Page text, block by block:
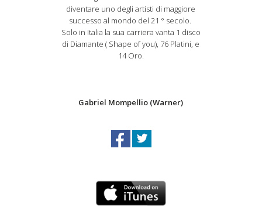
diventare uno degli artisti di maggiore
successo al mondo del 21 ° secolo.
Solo in Italia la sua carriera vanta 1 disco
di Diamante ( Shape of you), 76 Platini, e
14 Oro.
Gabriel Mompellio (Warner)